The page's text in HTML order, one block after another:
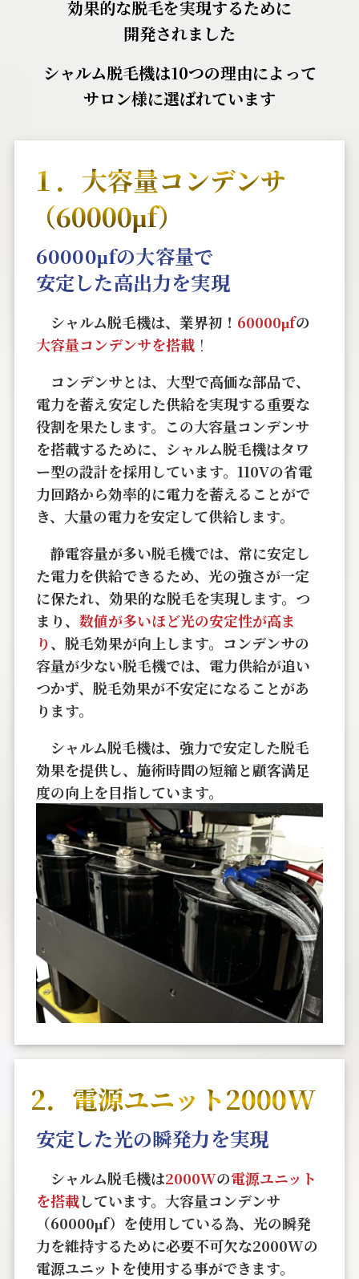
効果的な脱毛を実現するために
開発されました
シャルム脱毛機は10つの理由によって
サロン様に選ばれています
１．大容量コンデンサ
（60000μf）
60000μfの大容量で
安定した高出力を実現
シャルム脱毛機は、業界初！ 60000μfの
大容量コンデンサを搭載！
コンデンサとは、大型で高価な部品で、
電力を蓄え安定した供給を実現する重要な
役割を果たします。この大容量コンデンサ
を搭載するために、シャルム脱毛機はタワ
ー型の設計を採用しています。110Vの省電
力回路から効率的に電力を蓄えることがで
き、大量の電力を安定して供給します。
静電容量が多い脱毛機では、常に安定し
た電力を供給できるため、光の強さが一定
に保たれ、効果的な脱毛を実現します。つ
まり、 数値が多いほど光の安定性が高ま
り、脱毛効果が向上します。 コンデンサの
容量が少ない脱毛機では、電力供給が追い
つかず、脱毛効果が不安定になることがあ
ります。
シャルム脱毛機は、強力で安定した脱毛
効果を提供し、施術時間の短縮と顧客満足
度の向上を目指しています。
2．電源ユニット2000W
安定した光の瞬発力を実現
シャルム脱毛機は2000Wの電源ユニット
を搭載しています。大容量コンデンサ
（60000μf）を使用している為、光の瞬発
力を維持するために必要不可欠な2000Wの
電源ユニットを使用する事ができます。